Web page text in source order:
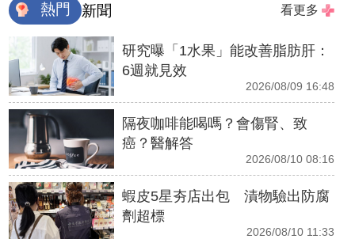
熱門 新聞 看更多
研究曝「1水果」能改善脂肪肝：
6週就見效
2026/08/09 16:48
隔夜咖啡能喝嗎？會傷腎、致
癌？醫解答
2026/08/10 08:16
蝦皮5星夯店出包 漬物驗出防腐
劑超標
2026/08/10 11:33